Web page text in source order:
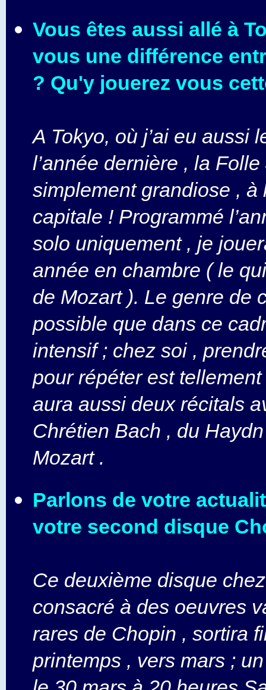
Vous êtes aussi allé à
vous une différence
? Qu'y jouerez vous
A Tokyo, où j’ai eu aussi
l’année dernière , la
simplement grandiose , à
capitale ! Programmé
solo uniquement , je
année en chambre ( le
de Mozart ). Le genre de
possible que dans ce
intensif ; chez soi ,
pour répéter est
aura aussi deux récitals
Chrétien Bach , du
Mozart .
Parlons de votre
votre second disque
Ce deuxième disque
consacré à des oeuvres
rares de Chopin , sortira
printemps , vers mars ;